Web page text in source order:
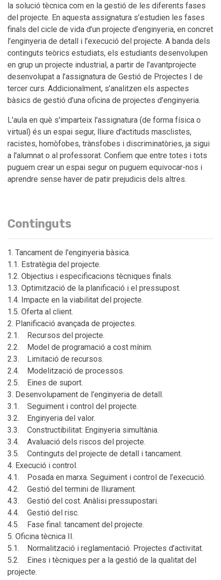
la solució tècnica com en la gestió de les diferents fases
del projecte. En aquesta assignatura s’estudien les fases
finals del cicle de vida d’un projecte d’enginyeria, en concret
l’enginyeria de detall i l’execució del projecte. A banda dels
continguts teòrics estudiats, els estudiants desenvolupen
en grup un projecte industrial, a partir de l’avantprojecte
desenvolupat a l’assignatura de Gestió de Projectes I de
tercer curs. Addicionalment, s’analitzen els aspectes
bàsics de gestió d’una oficina de projectes d’enginyeria.
L'aula en què s'imparteix l'assignatura (de forma física o
virtual) és un espai segur, lliure d'actituds masclistes,
racistes, homòfobes, trànsfobes i discriminatòries, ja sigui
a l'alumnat o al professorat. Confiem que entre totes i tots
puguem crear un espai segur on puguem equivocar-nos i
aprendre sense haver de patir prejudicis dels altres.
Continguts
1. Tancament de l'enginyeria bàsica.
1.1. Estratègia del projecte.
1.2. Objectius i especificacions tècniques finals.
1.3. Optimització de la planificació i el pressupost.
1.4. Impacte en la viabilitat del projecte.
1.5. Oferta al client.
2. Planificació avançada de projectes.
2.1. Recursos del projecte.
2.2. Model de programació a cost mínim.
2.3. Limitació de recursos.
2.4. Modelització de processos.
2.5. Eines de suport.
3. Desenvolupament de l’enginyeria de detall.
3.1. Seguiment i control del projecte.
3.2. Enginyeria del valor.
3.3. Constructibilitat: Enginyeria simultània.
3.4. Avaluació dels riscos del projecte.
3.5. Continguts del projecte de detall i tancament.
4. Execució i control.
4.1. Posada en marxa. Seguiment i control de l’execució.
4.2. Gestió del termini de lliurament.
4.3. Gestió del cost. Anàlisi pressupostari.
4.4. Gestió del risc.
4.5. Fase final: tancament del projecte.
5. Oficina tècnica II.
5.1. Normalització i reglamentació. Projectes d’activitat.
5.2. Eines i tècniques per a la gestió de la qualitat del
projecte.